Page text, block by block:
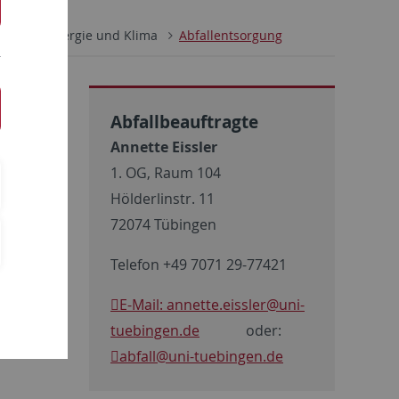
Energie und Klima Abfallentsorgung
Abfallbeauftragte
Annette Eissler
1. OG, Raum 104
Hölderlinstr. 11
72074 Tübingen
Telefon +49 7071 29-77421
E-Mail: annette.eissler@uni-
tuebingen.de oder:
abfall@uni-tuebingen.de